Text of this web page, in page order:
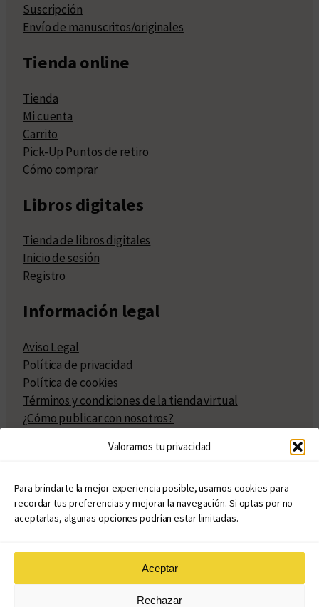
Valoramos tu privacidad
Para brindarte la mejor experiencia posible, usamos cookies para
recordar tus preferencias y mejorar la navegación. Si optas por no
aceptarlas, algunas opciones podrían estar limitadas.
Aceptar
Rechazar
Suscripción
Envío de manuscritos/originales
Tienda online
Tienda
Mi cuenta
Carrito
Pick-Up Puntos de retiro
Cómo comprar
Libros digitales
Tienda de libros digitales
Inicio de sesión
Registro
Información legal
Aviso Legal
Política de privacidad
Política de cookies
Términos y condiciones de la tienda virtual
¿Cómo publicar con nosotros?
Políticas de publicación
Políticas de coedición
Atribuciones